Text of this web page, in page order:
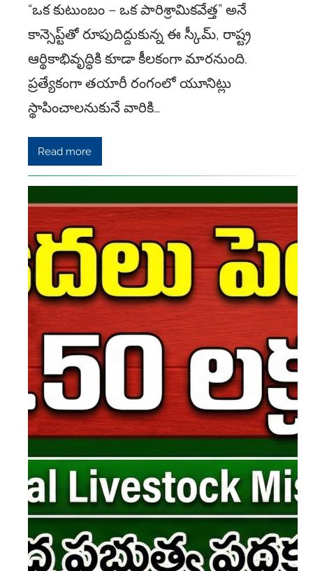
“ఒక కుటుంబం – ఒక పారిశ్రామికవేత్త” అనే
కాన్సెప్ట్‌తో రూపుదిద్దుకున్న ఈ స్కీమ్, రాష్ట్ర
ఆర్థికాభివృద్ధికి కూడా కీలకంగా మారనుంది.
ప్రత్యేకంగా తయారీ రంగంలో యూనిట్లు
స్థాపించాలనుకునే వారికి…
Read more